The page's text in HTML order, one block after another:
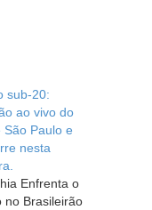
sub-20:
ao vivo do
São Paulo e
nesta
Enfrenta o
no Brasileirão